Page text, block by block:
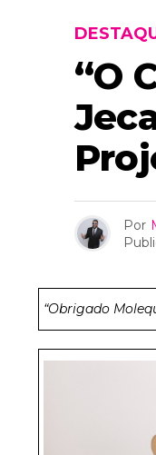
“O
Por
“Obrigado